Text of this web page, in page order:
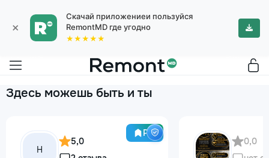
×
Скачай приложениеи пользуйся
RemontMD где угодно
★★★★★
Здесь можешь быть и ты
Pro
Н
5,0
0,0